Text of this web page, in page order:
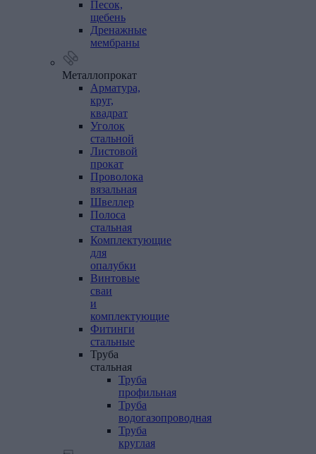
Песок,
щебень
Дренажные
мембраны
Металлопрокат
Арматура,
круг,
квадрат
Уголок
стальной
Листовой
прокат
Проволока
вязальная
Швеллер
Полоса
стальная
Комплектующие
для
опалубки
Винтовые
сваи
и
комплектующие
Фитинги
стальные
Труба
стальная
Труба
профильная
Труба
водогазопроводная
Труба
круглая